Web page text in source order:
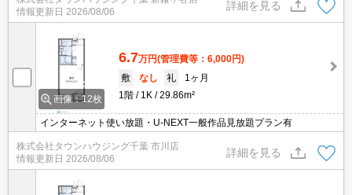
情報更新日 2026/08/06
詳細を見る
画像：12枚
6.7万円(管理費等：6,000円)
敷
なし 礼
1ヶ月
1階
1K 29.86m²
インターネット使い放題・U-NEXT一般作品見放題プラン有
株式会社タウンハウジング千葉 市川店
情報更新日 2026/08/06
詳細を見る